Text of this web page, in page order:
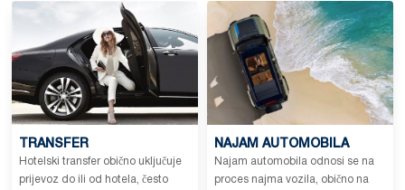
TRANSFER
Hotelski transfer obično uključuje
prijevoz do ili od hotela, često
NAJAM AUTOMOBILA
Najam automobila odnosi se na
proces najma vozila, obično na